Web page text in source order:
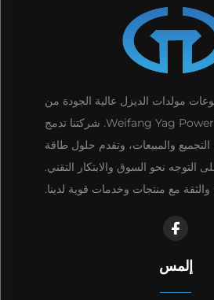
مولدات الديزل عالية الجودة من
Weifang Yag Power Technology. شركتنا تدمج
التجميع والمبيعات، وتقدم حلول طاقة
التوجه نحو السوق والابتكار التقني.
والثقة مع منتجات وخدمات قوية لدينا.
إلمس